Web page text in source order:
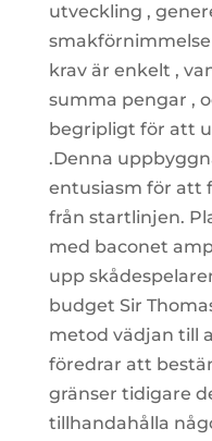
utveckling ,
smakförnimmelse
krav är enkelt ,
summa pengar ,
begripligt för att
.Denna
entusiasm för att
från startlinjen.
med baconet
upp
budget Sir
metod vädjan till
föredrar att
gränser tidigare
tillhandahålla